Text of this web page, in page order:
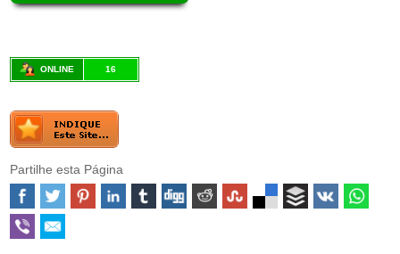
ONLINE 16
Partilhe esta Página